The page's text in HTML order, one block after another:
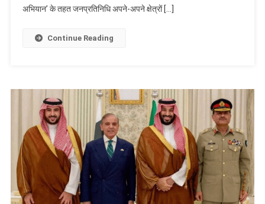
अभियान’ के तहत जनप्रतिनिधि अपने-अपने क्षेत्रों […]
Continue Reading